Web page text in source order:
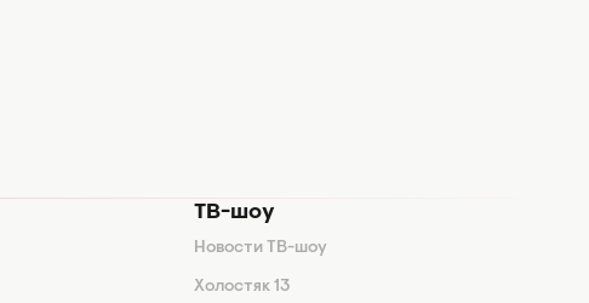
ТВ-шоу
Новости ТВ-шоу
Холостяк 13